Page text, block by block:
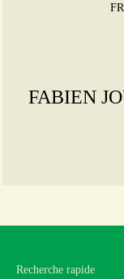
FABIEN
Recherche rapide